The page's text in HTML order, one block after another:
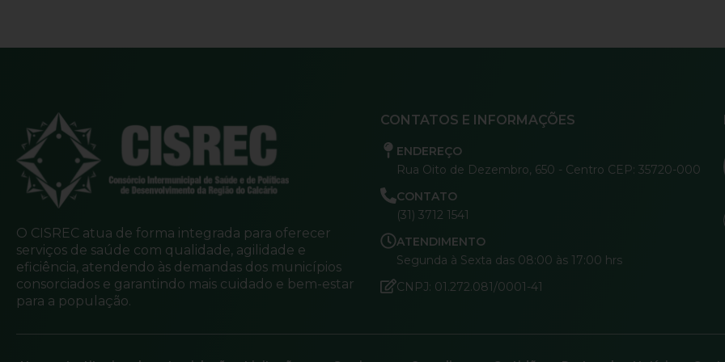
O CISREC atua de forma integrada para oferecer
serviços de saúde com qualidade, agilidade e
eficiência, atendendo às demandas dos municípios
consorciados e garantindo mais cuidado e bem-estar
para a população.
CONTATOS E INFORMAÇÕES
ENDEREÇO
Rua Oito de Dezembro, 650 - Centro CEP: 35720-000
CONTATO
(31) 3712 1541
ATENDIMENTO
Segunda à Sexta das 08:00 às 17:00 hrs
CNPJ: 01.272.081/0001-41